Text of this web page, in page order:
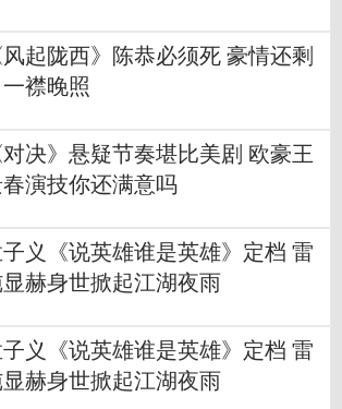
风起陇西》陈恭必须死 豪情还剩
襟晚照
对决》悬疑节奏堪比美剧 欧豪王
演技你还满意吗
子义《说英雄谁是英雄》定档 雷
赫身世掀起江湖夜雨
子义《说英雄谁是英雄》定档 雷
赫身世掀起江湖夜雨